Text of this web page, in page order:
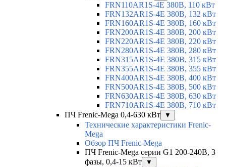
FRN110AR1S-4E 380В, 110 кВт
FRN132AR1S-4E 380В, 132 кВт
FRN160AR1S-4E 380В, 160 кВт
FRN200AR1S-4E 380В, 200 кВт
FRN220AR1S-4E 380В, 220 кВт
FRN280AR1S-4E 380В, 280 кВт
FRN315AR1S-4E 380В, 315 кВт
FRN355AR1S-4E 380В, 355 кВт
FRN400AR1S-4E 380В, 400 кВт
FRN500AR1S-4E 380В, 500 кВт
FRN630AR1S-4E 380В, 630 кВт
FRN710AR1S-4E 380В, 710 кВт
ПЧ Frenic-Mega 0,4-630 кВт
▼
Технические характеристики Frenic-
Mega
Обзор ПЧ Frenic-Mega
ПЧ Frenic-Mega серии G1 200-240В, 3
фазы, 0,4-15 кВт
▼